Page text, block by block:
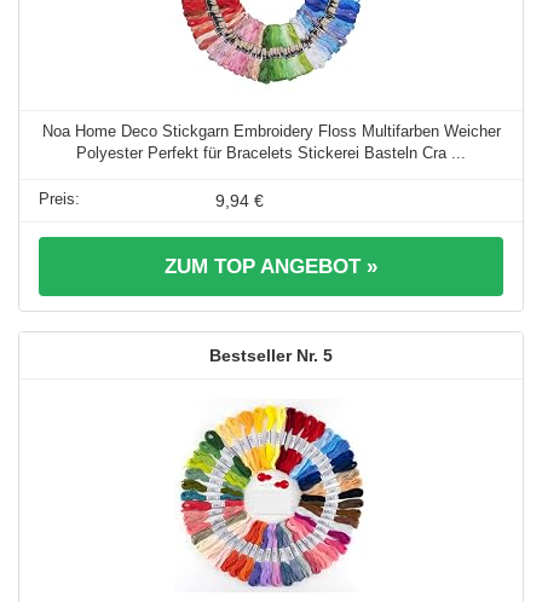
Noa Home Deco Stickgarn Embroidery Floss Multifarben Weicher
Polyester Perfekt für Bracelets Stickerei Basteln Cra ...
9,94 €
ZUM TOP ANGEBOT »
5